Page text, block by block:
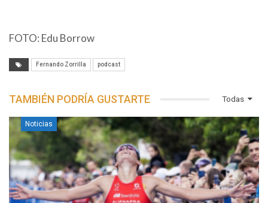
FOTO: Edu Borrow
Fernando Zorrilla podcast
Todas
TAMBIÉN PODRÍA GUSTARTE
Noticias